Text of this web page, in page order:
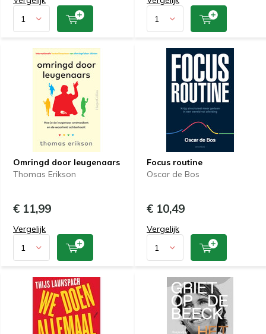
Omringd door leugenaars
Thomas Erikson
€ 11,99
Vergelijk
Focus routine
Oscar de Bos
€ 10,49
Vergelijk